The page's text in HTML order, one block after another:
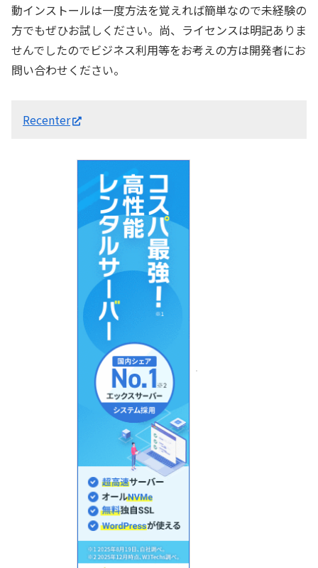
動インストールは一度方法を覚えれば簡単なので未経験の
方でもぜひお試しください。尚、ライセンスは明記ありま
せんでしたのでビジネス利用等をお考えの方は開発者にお
問い合わせください。
Recenter